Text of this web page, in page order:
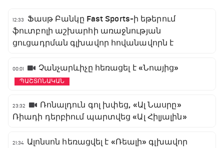
12:33
Ֆասթ Բանկը Fast Sports-ի եթերում
ֆուտբոլի աշխարհի առաջնության
ցուցադրման գլխավոր հովանավորն է
00:01 Չանչարևիչը հեռացել է «Նոայից»
ՊԱՇՏՈՆԱԿԱՆ
23:32
Ռոնալդուն գոլ խփեց, «Ալ Նասրը»
Ռիադի դերբիում պարտվեց «Ալ Հիլյալին»
21:34 Ալոնսոն հեռացվել է «Ռեալի» գլխավոր